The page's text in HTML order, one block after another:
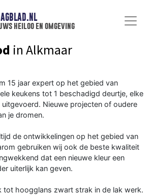
heiloo en omgeving
in Alkmaar
15 jaar expert op het gebied van
keukens tot 1 beschadigd deurtje, elke
Nieuwe projecten of oudere
je dromen.
de ontwikkelingen op het gebied van
gebruiken wij ook de beste kwaliteit
dat een nieuwe kleur een
uiterlijk kan geven.
tot hoogglans zwart strak in de lak werk.